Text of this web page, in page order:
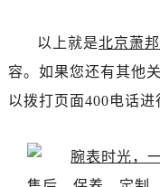
以上就是北京萧
容。如果您还有其他
以拨打页面400电话进